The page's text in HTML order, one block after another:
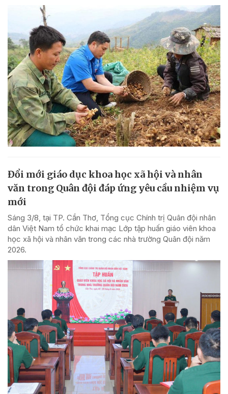
Đổi mới giáo dục khoa học xã hội và nhân
văn trong Quân đội đáp ứng yêu cầu nhiệm vụ
mới
Sáng 3/8, tại TP. Cần Thơ, Tổng cục Chính trị Quân đội nhân
dân Việt Nam tổ chức khai mạc Lớp tập huấn giáo viên khoa
học xã hội và nhân văn trong các nhà trường Quân đội năm
2026.